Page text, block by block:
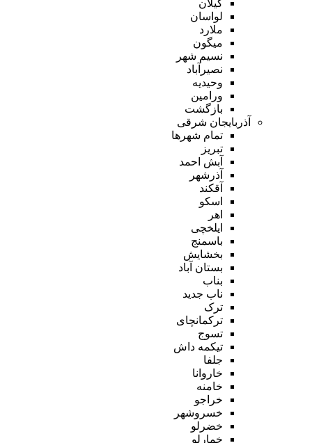
کیلان
لواسان
ملارد
میگون
نسیم شهر
نصیرآباد
وحیدیه
ورامین
بازگشت
آذربایجان شرقی
تمام شهر‌ها
تبریز
آبش احمد
آذرشهر
آقکند
اسکو
اهر
ایلخچی
باسمنج
بخشایش
بستان آباد
بناب
ناب جدید
ترک
ترکمانچای
تسوج
تیکمه داش
جلفا
خاروانا
خامنه
خراجو
خسروشهر
خضرلو
خمارلو